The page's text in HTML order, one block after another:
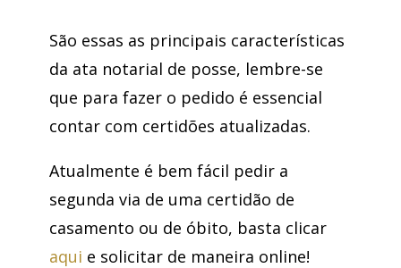
São essas as principais características
da ata notarial de posse, lembre-se
que para fazer o pedido é essencial
contar com certidões atualizadas.
Atualmente é bem fácil pedir a
segunda via de uma certidão de
casamento ou de óbito, basta clicar
aqui e solicitar de maneira online!